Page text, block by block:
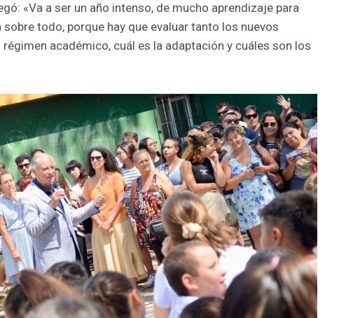
«Va a ser un año intenso, de mucho aprendizaje para
todo, porque hay que evaluar tanto los nuevos
académico, cuál es la adaptación y cuáles son los